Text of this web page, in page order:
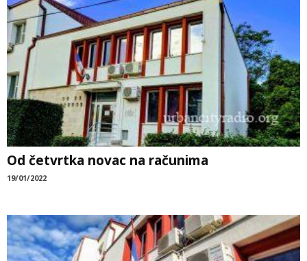
Od četvrtka novac na računima
19/01/2022